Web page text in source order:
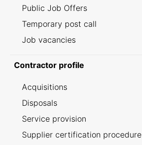
Public Job Offers
Temporary post call
Job vacancies
Contractor profile
Acquisitions
Disposals
Service provision
Supplier certification procedure